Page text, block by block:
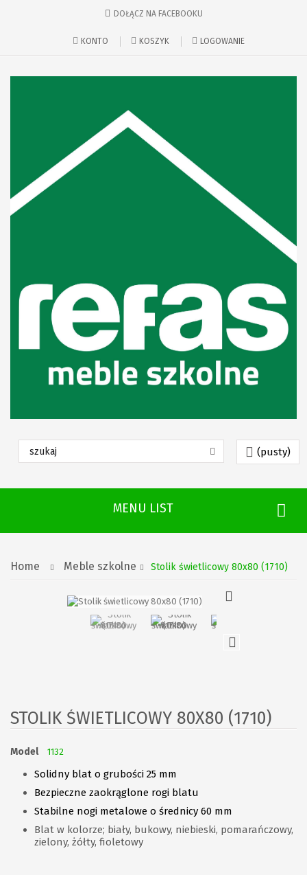
DOŁĄCZ NA FACEBOOKU
KONTO KOSZYK LOGOWANIE
(pusty)
MENU LIST
Home Meble szkolne Stolik świetlicowy 80x80 (1710)
STOLIK ŚWIETLICOWY 80X80 (1710)
Model 1132
Solidny blat o grubości 25 mm
Bezpieczne zaokrąglone rogi blatu
Stabilne nogi metalowe o średnicy 60 mm
Blat w kolorze; biały, bukowy, niebieski, pomarańczowy,
zielony, żółty, fioletowy